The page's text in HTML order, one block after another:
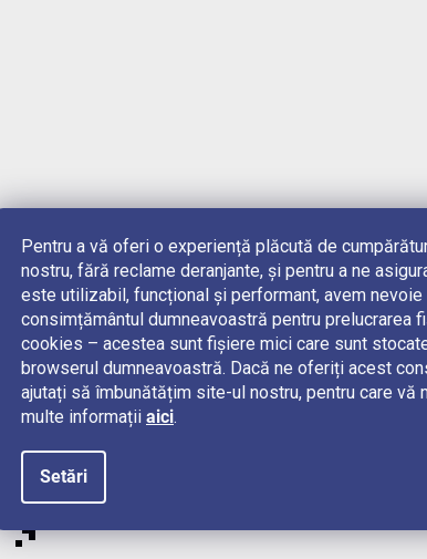
Pentru a vă oferi o experiență plăcută de
nostru, fără reclame deranjante, și pentru a ne
este utilizabil, funcțional și performant, avem nevoie
consimțământul dumneavoastră pentru prelucrarea
cookies – acestea sunt fișiere mici care sunt
browserul dumneavoastră. Dacă ne oferiți acest
ajutați să îmbunătățim site-ul nostru, pentru care vă
multe informații aici.
Setări